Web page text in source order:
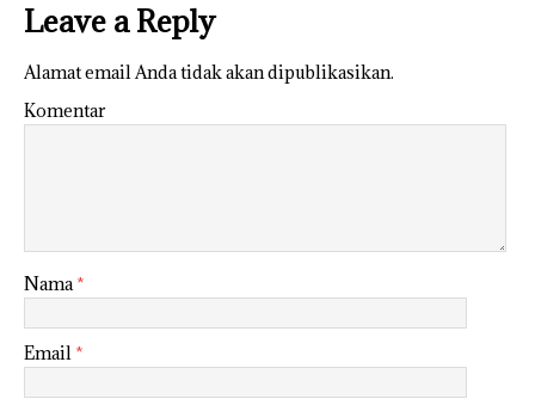
Leave a Reply
Alamat email Anda tidak akan dipublikasikan.
Komentar
Nama*
Email *